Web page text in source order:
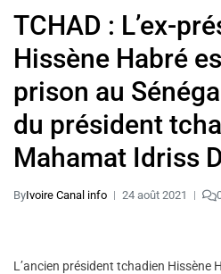
TCHAD : L’ex-
Hissène Habré
prison au
du président
Mahamat Idriss
ByIvoire Canal info 24 août 2021
L’ancien président tchadien Hissène